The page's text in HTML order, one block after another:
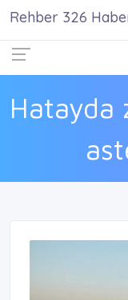
Hatayda
Rehber 326